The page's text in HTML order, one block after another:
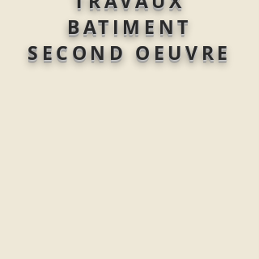
BATIMENT
SECOND OEUVRE